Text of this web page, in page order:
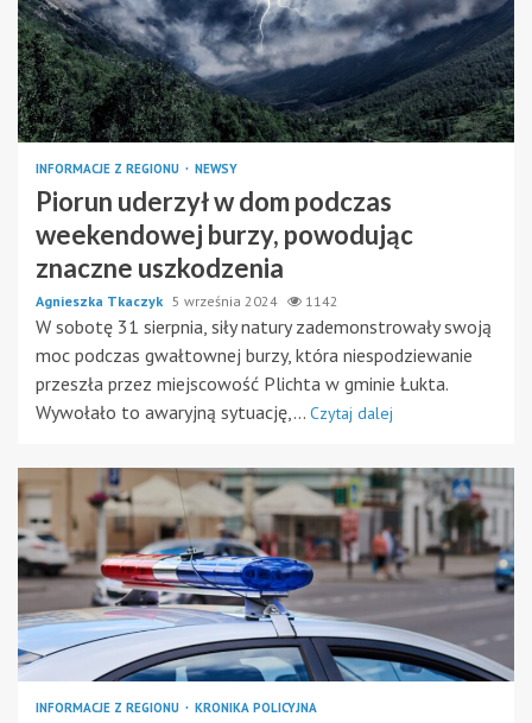
INFORMACJE Z REGIONU NEWSY
Piorun uderzył w dom podczas
weekendowej burzy, powodując
znaczne uszkodzenia
Agnieszka Tkaczyk 5 września 2024 1142
W sobotę 31 sierpnia, siły natury zademonstrowały swoją
moc podczas gwałtownej burzy, która niespodziewanie
przeszła przez miejscowość Plichta w gminie Łukta.
Wywołało to awaryjną sytuację,... Czytaj dalej
INFORMACJE Z REGIONU KRONIKA POLICYJNA